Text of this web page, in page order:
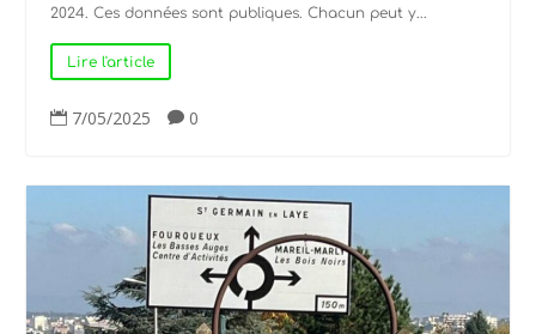
2024. Ces données sont publiques. Chacun peut y...
Lire l'article
 7/05/2025  0